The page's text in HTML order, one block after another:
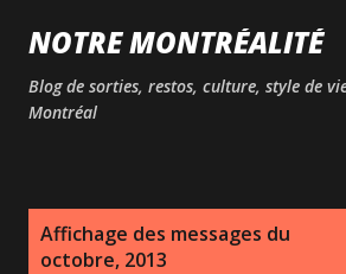
Passer au contenu
NOTRE MONTRÉALITÉ
Blog de sorties, restos, culture, style de
Montréal
Affichage des messages du
octobre, 2013